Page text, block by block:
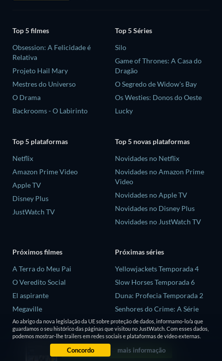
Top 5 filmes
Obsession: A Felicidade é
Relativa
Projeto Hail Mary
Mestres do Universo
O Drama
Backrooms - O Labirinto
Top 5 Séries
Silo
Game of Thrones: A Casa do
Dragão
O Segredo de Widow's Bay
Os Westies: Donos do Oeste
Lucky
Top 5 plataformas
Netflix
Amazon Prime Video
Apple TV
Disney Plus
JustWatch TV
Top 5 novas plataformas
Novidades no Netflix
Novidades no Amazon Prime
Video
Novidades no Apple TV
Novidades no Disney Plus
Novidades no JustWatch TV
Próximos filmes
A Terra do Meu Pai
O Veredito Social
El aspirante
Megaville
Hendrix
Próximas séries
Yellowjackets Temporada 4
Slow Horses Temporada 6
Duna: Profecia Temporada 2
Senhores do Crime: A Série
Temporada 2
Love is Blind: Reino Unido
Temporada 3
Ao abrigo da nova legislação da UE sobre proteção de dados, informamo-lo/a que
guardamos o seu histórico das páginas que visitou no JustWatch. Com esses dados,
podemos mostrar-lhe trailers em redes sociais e plataformas de vídeo externas.
Concordo mais informação